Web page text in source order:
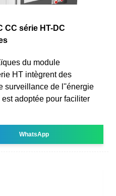
CC série HT-DC
du module
HT intègrent des
surveillance de l''énergie
adoptée pour faciliter
WhatsApp